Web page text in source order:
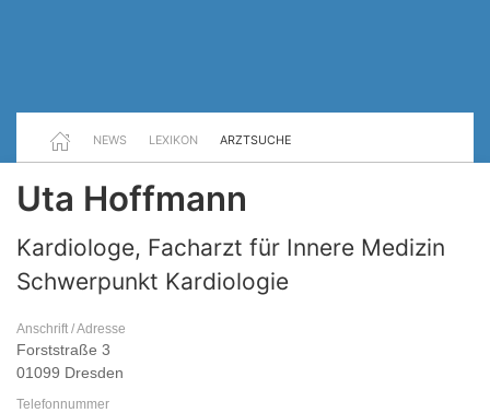
NEWS LEXIKON ARZTSUCHE
Uta Hoffmann
Kardiologe, Facharzt für Innere Medizin
Schwerpunkt Kardiologie
Anschrift / Adresse
Forststraße 3
01099 Dresden
Telefonnummer